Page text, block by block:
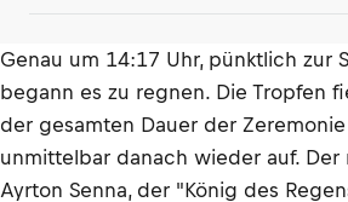
Genau um 14:17 Uhr, pünktlich zur
begann es zu regnen. Die Tropfen
der gesamten Dauer der
unmittelbar danach wieder auf. Der
Ayrton Senna, der "König des